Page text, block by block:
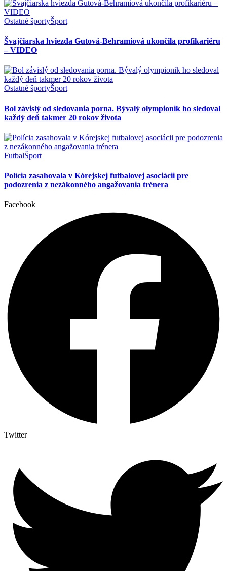
Ostatné športyŠport
Švajčiarska hviezda Gutová-Behramiová ukončila profikariéru
– VIDEO
Ostatné športyŠport
Bol závislý od sledovania porna. Bývalý olympionik ho sledoval
každý deň takmer 20 rokov života
FutbalŠport
Polícia zasahovala v Kórejskej futbalovej asociácii pre
podozrenia z nezákonného angažovania trénera
Facebook
Twitter